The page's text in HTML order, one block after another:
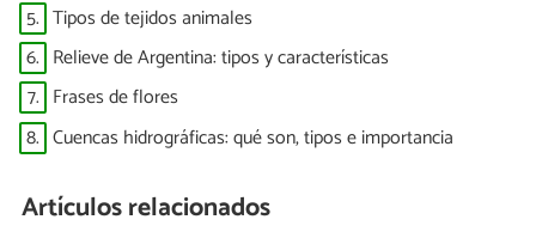
5. Tipos de tejidos animales
6. Relieve de Argentina: tipos y características
7. Frases de flores
8. Cuencas hidrográficas: qué son, tipos e importancia
Artículos relacionados